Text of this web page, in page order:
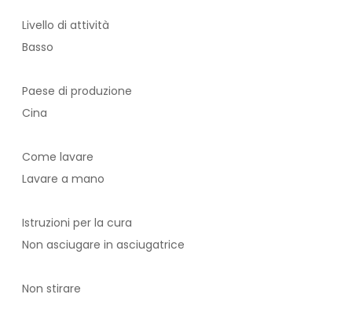
Livello di attività
Basso
Paese di produzione
Cina
Come lavare
Lavare a mano
Istruzioni per la cura
Non asciugare in asciugatrice
Non stirare